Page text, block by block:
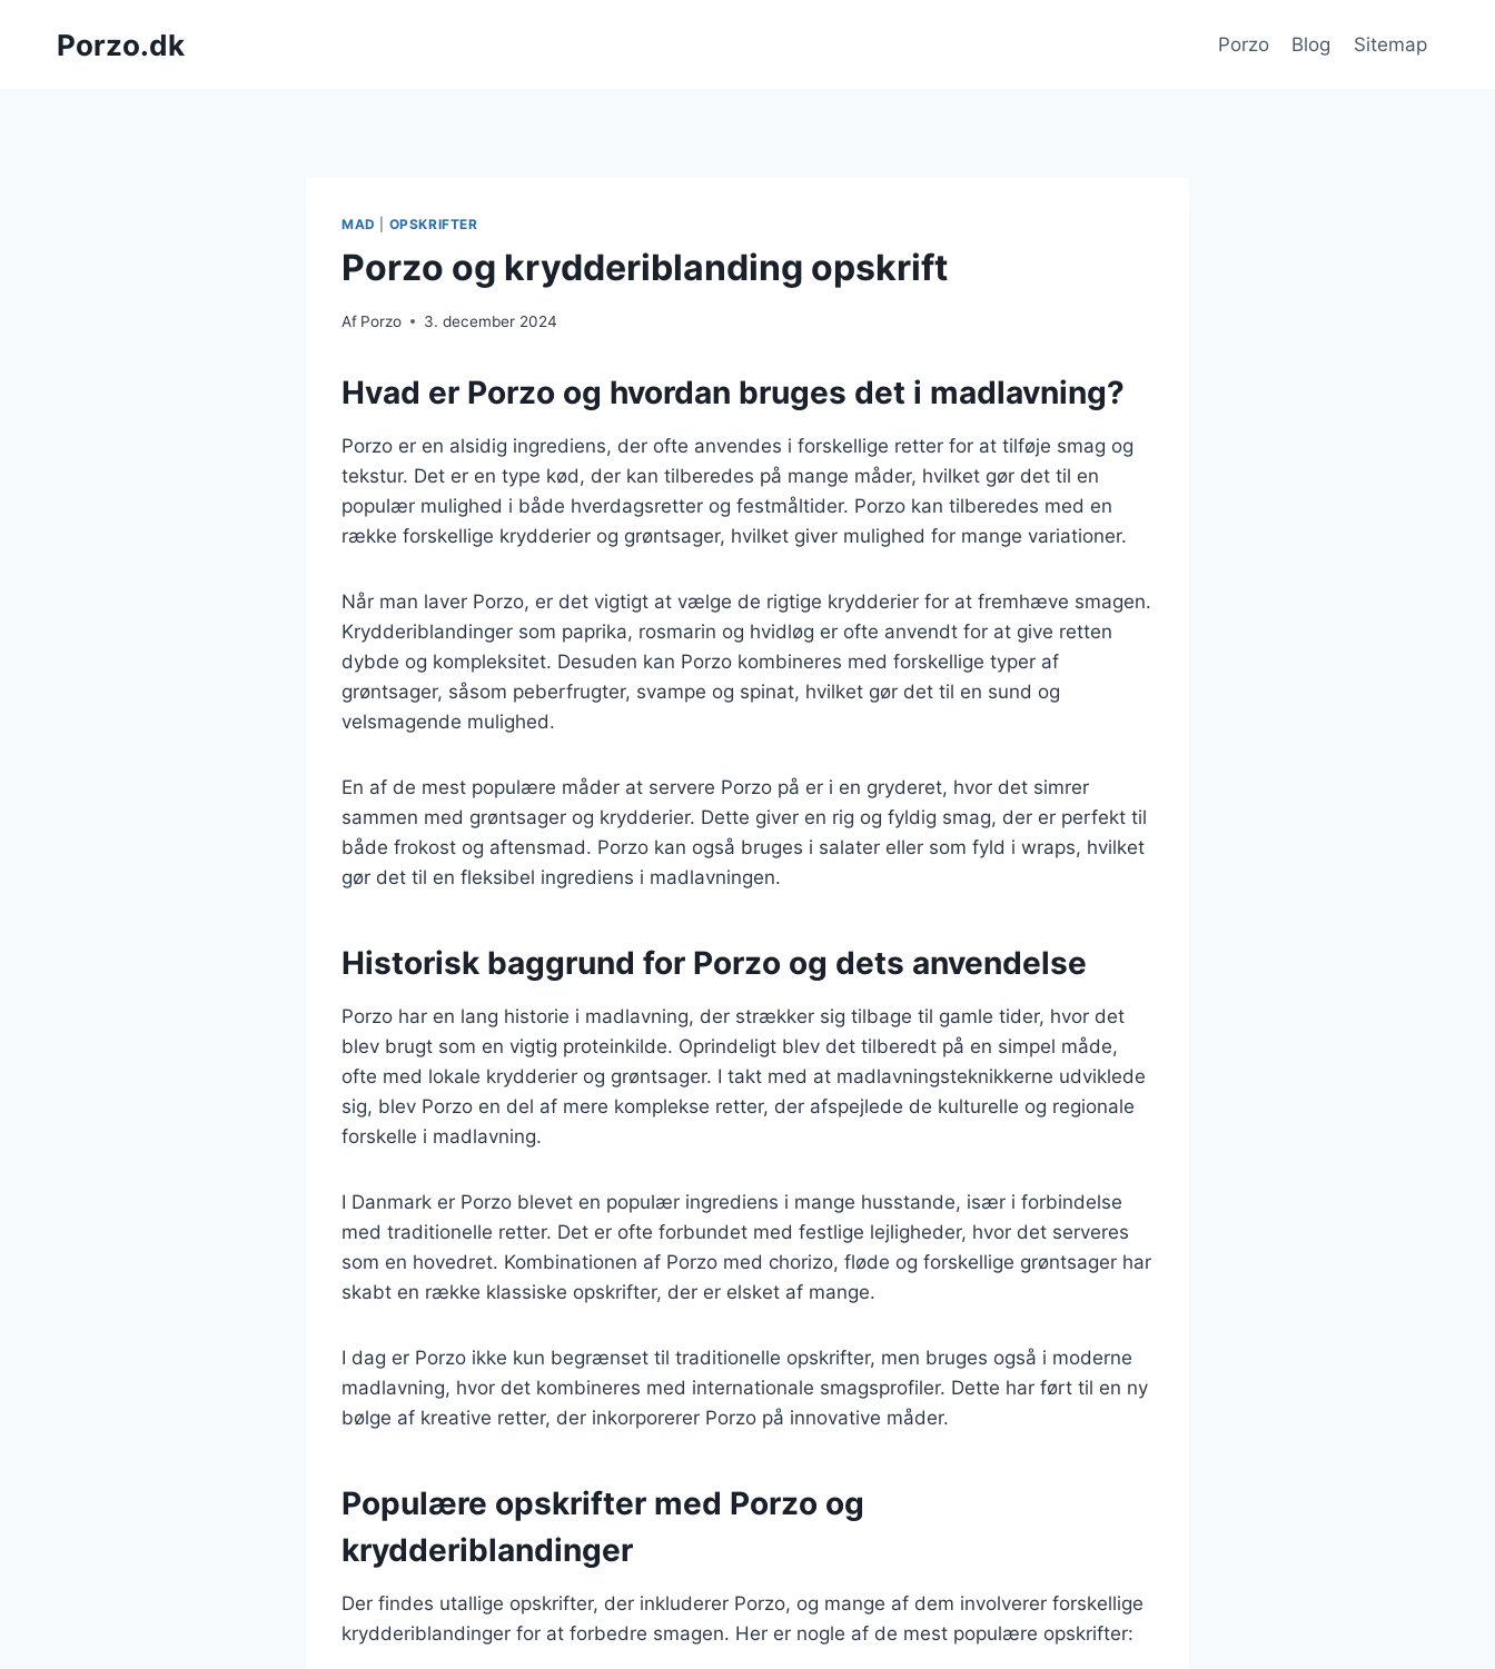
Porzo.dk Porzo Blog Sitemap
MAD OPSKRIFTER
Porzo og krydderiblanding opskrift
Af Porzo 3. december 2024
Hvad er Porzo og hvordan bruges det i madlavning?
Porzo er en alsidig ingrediens, der ofte anvendes i forskellige retter for at tilføje smag og
tekstur. Det er en type kød, der kan tilberedes på mange måder, hvilket gør det til en
populær mulighed i både hverdagsretter og festmåltider. Porzo kan tilberedes med en
række forskellige krydderier og grøntsager, hvilket giver mulighed for mange variationer.
Når man laver Porzo, er det vigtigt at vælge de rigtige krydderier for at fremhæve smagen.
Krydderiblandinger som paprika, rosmarin og hvidløg er ofte anvendt for at give retten
dybde og kompleksitet. Desuden kan Porzo kombineres med forskellige typer af
grøntsager, såsom peberfrugter, svampe og spinat, hvilket gør det til en sund og
velsmagende mulighed.
En af de mest populære måder at servere Porzo på er i en gryderet, hvor det simrer
sammen med grøntsager og krydderier. Dette giver en rig og fyldig smag, der er perfekt til
både frokost og aftensmad. Porzo kan også bruges i salater eller som fyld i wraps, hvilket
gør det til en fleksibel ingrediens i madlavningen.
Historisk baggrund for Porzo og dets anvendelse
Porzo har en lang historie i madlavning, der strækker sig tilbage til gamle tider, hvor det
blev brugt som en vigtig proteinkilde. Oprindeligt blev det tilberedt på en simpel måde,
ofte med lokale krydderier og grøntsager. I takt med at madlavningsteknikkerne udviklede
sig, blev Porzo en del af mere komplekse retter, der afspejlede de kulturelle og regionale
forskelle i madlavning.
I Danmark er Porzo blevet en populær ingrediens i mange husstande, især i forbindelse
med traditionelle retter. Det er ofte forbundet med festlige lejligheder, hvor det serveres
som en hovedret. Kombinationen af Porzo med chorizo, fløde og forskellige grøntsager har
skabt en række klassiske opskrifter, der er elsket af mange.
I dag er Porzo ikke kun begrænset til traditionelle opskrifter, men bruges også i moderne
madlavning, hvor det kombineres med internationale smagsprofiler. Dette har ført til en ny
bølge af kreative retter, der inkorporerer Porzo på innovative måder.
Populære opskrifter med Porzo og
krydderiblandinger
Der findes utallige opskrifter, der inkluderer Porzo, og mange af dem involverer forskellige
krydderiblandinger for at forbedre smagen. Her er nogle af de mest populære opskrifter: